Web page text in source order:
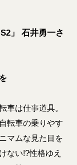
」 石井勇一さ
車は仕事道具。
転車の乗りやす
マムな見た目を
ない!?性格ゆえ